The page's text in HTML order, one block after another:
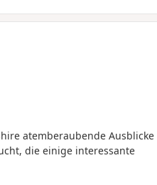
atemberaubende Ausblicke
die einige interessante